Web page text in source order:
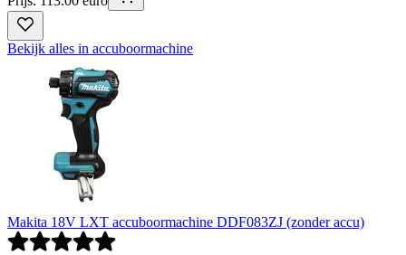
Bekijk alles in accuboormachine
Makita 18V LXT accuboormachine DDF083ZJ (zonder accu)